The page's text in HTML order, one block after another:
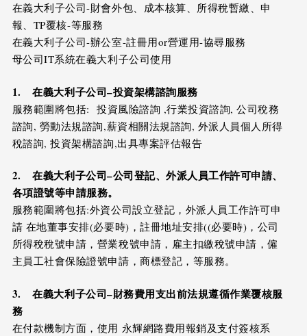
在義大利子公司-財會外包、成本核算、所得稅暫繳、申
報、TP覆核-等服務
在義大利子公司-辦公室-註冊用or營運用-協尋服務
母公司IT系統在義大利子公司使用
1.在義大利子公司–投資架構諮詢服務
服務範圍將包括: 投資風險諮詢 ,行業投資諮詢, 公司稅務
諮詢, 勞動法規諮詢,薪資相關法規諮詢, 外派人員個人所得
稅諮詢, 投資架構諮詢,出具專案評估報告
2.在義大利子公司–公司登記、外派人員工作許可申請、
各項證號等申請服務。
服務範圍將包括:外資公司設立登記，外派人員工作許可申
請 在地董事安排(必要時)，註冊地址安排((必要時)，公司
所得稅稅號申請，營業稅號申請，雇主扣繳稅號申請，僱
主員工社會保險證號申請，商標登記，等服務。
3.在義大利子公司–財務費用支出前法規遵循作業覆核服
務
在付款機制方面，使用 永輝網路費用報銷及支付簽核系